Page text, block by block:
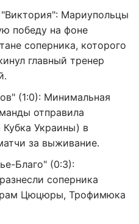
Мариупольцы
победу на фоне
соперника, которого
главный тренер
(1:0): Минимальная
отправила
Кубка Украины) в
за выживание.
Благо" (0:3):
соперника
Цюцюры, Трофимюка